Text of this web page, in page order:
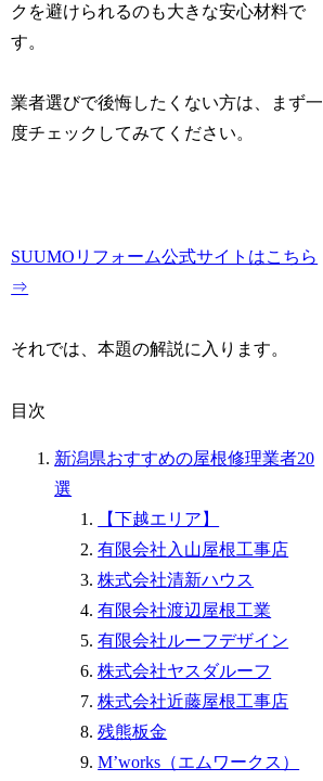
クを避けられるのも大きな安心材料で
す。
業者選びで後悔したくない方は、まず一
度チェックしてみてください。
SUUMOリフォーム公式サイトはこちら
⇒
それでは、本題の解説に入ります。
目次
新潟県おすすめの屋根修理業者20
選
【下越エリア】
有限会社入山屋根工事店
株式会社清新ハウス
有限会社渡辺屋根工業
有限会社ルーフデザイン
株式会社ヤスダルーフ
株式会社近藤屋根工事店
残熊板金
M’works（エムワークス）